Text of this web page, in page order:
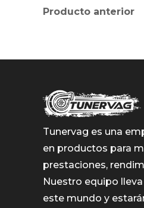
Producto anterior
Tunervag es una
en productos para
prestaciones,
Nuestro equipo
este mundo y